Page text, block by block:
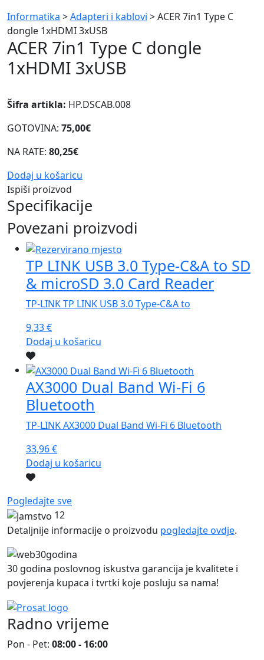
Informatika >Adapteri i kablovi > ACER 7in1 Type C
dongle 1xHDMI 3xUSB
ACER 7in1 Type C dongle
1xHDMI 3xUSB
Šifra artikla: HP.DSCAB.008
GOTOVINA: 75,00€
NA RATE: 80,25€
Dodaj u košaricu
Ispiši proizvod
Specifikacije
Povezani proizvodi
TP LINK USB 3.0 Type-C&A to SD
& microSD 3.0 Card Reader
TP-LINK TP LINK USB 3.0 Type-C&A to
9,33€
Dodaj u košaricu
AX3000 Dual Band Wi-Fi 6
Bluetooth
TP-LINK AX3000 Dual Band Wi-Fi 6 Bluetooth
33,96€
Dodaj u košaricu
Pogledajte sve
12
Detaljnije informacije o proizvodu pogledajte ovdje.
30 godina poslovnog iskustva garancija je kvalitete i
povjerenja kupaca i tvrtki koje posluju sa nama!
Radno vrijeme
Pon - Pet: 08:00 - 16:00